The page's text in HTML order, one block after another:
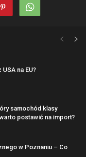
na EU?
samochód klasy
postawić na import?
w Poznaniu – Co